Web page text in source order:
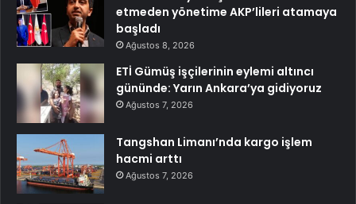
etmeden yönetime AKP’lileri atamaya
başladı
Ağustos 8, 2026
ETİ Gümüş işçilerinin eylemi altıncı
gününde: Yarın Ankara’ya gidiyoruz
Ağustos 7, 2026
Tangshan Limanı’nda kargo işlem
hacmi arttı
Ağustos 7, 2026